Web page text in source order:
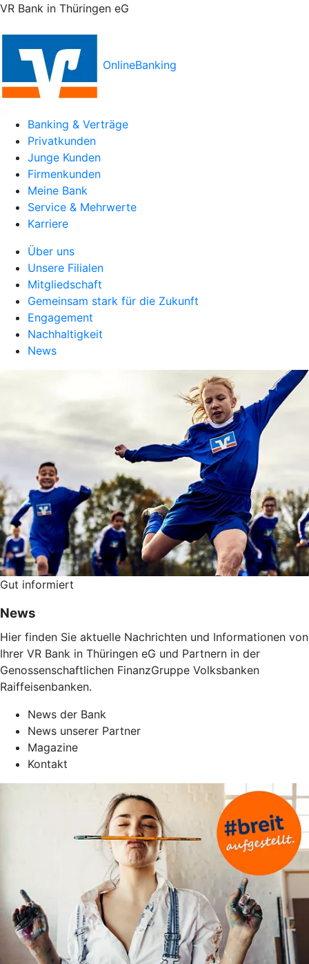
VR Bank in Thüringen eG
OnlineBanking
Banking & Verträge
Privatkunden
Junge Kunden
Firmenkunden
Meine Bank
Service & Mehrwerte
Karriere
Über uns
Unsere Filialen
Mitgliedschaft
Gemeinsam stark für die Zukunft
Engagement
Nachhaltigkeit
News
Gut informiert
News
Hier finden Sie aktuelle Nachrichten und Informationen von
Ihrer VR Bank in Thüringen eG und Partnern in der
Genossenschaftlichen FinanzGruppe Volksbanken
Raiffeisenbanken.
News der Bank
News unserer Partner
Magazine
Kontakt